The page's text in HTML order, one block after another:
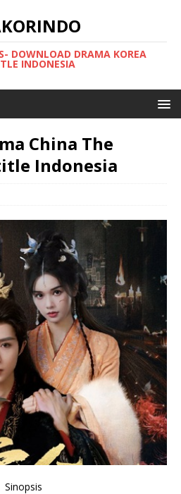
DOWNLOAD DRAMA KOREA
INDONESIA
China The
Indonesia
Sinopsis